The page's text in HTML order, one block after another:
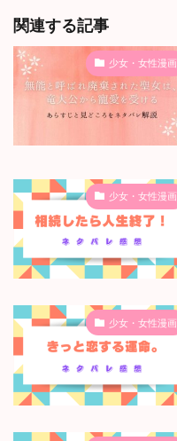
関連する記事
少女・女性漫画
少女・女性漫画
少女・女性漫画